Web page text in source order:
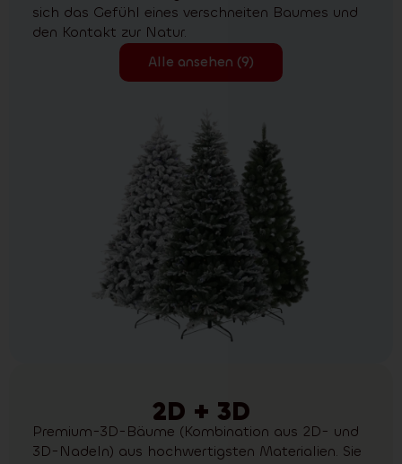
sich das Gefühl eines verschneiten Baumes und
den Kontakt zur Natur.
Alle ansehen (9)
2D + 3D
Premium-3D-Bäume (Kombination aus 2D- und
3D-Nadeln) aus hochwertigsten Materialien. Sie